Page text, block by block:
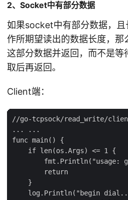
2、Socket中有部分数据
如果socket中有部分数据，
作所期望读出的数据长度，那
这部分数据并返回，而不是等
取后再返回。
Client端：
//go-tcpsock/read_write/
... ...
func main() {
    if len(os.Args) <= 1 {
fmt.Println("usage:
        return
    }
log.Println("begin